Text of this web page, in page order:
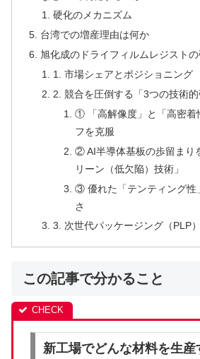
硬化のメカニズム
台湾での増産理由は何か
旭化成のドライフィルムレジスト
1. 市場シェアとポジショニング
2. 競合を圧倒する「3つの技術的
① 「高解像度」と「高密着
フを克服
② AI半導体基板の歩留まり
リーン（低欠陥）技術」
③ 優れた「テンティング性
さ
3. 次世代パッケージング（PLP
この記事で分かること
新工場でどんな材料を生産